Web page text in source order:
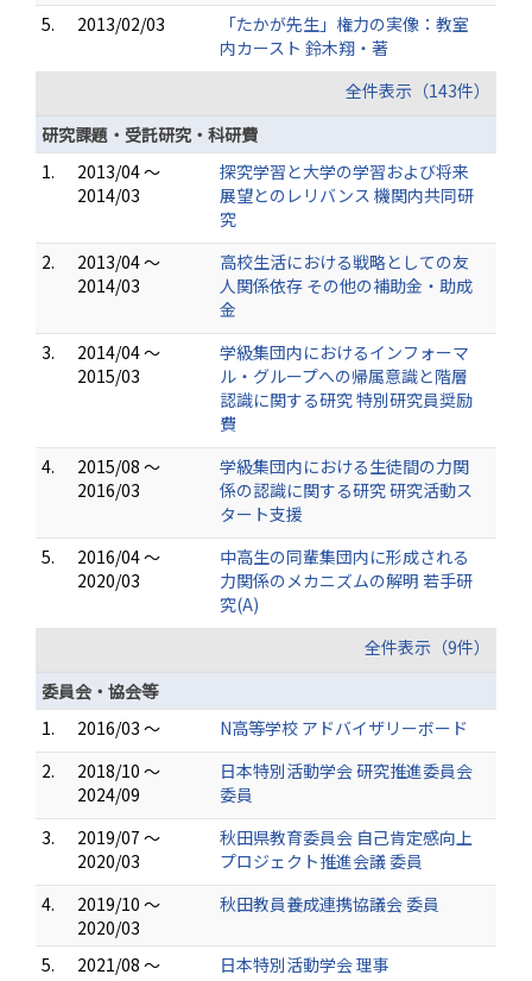
5.
2013/02/03
「たかが先生」権力の実像：教室
内カースト 鈴木翔・著
全件表示（143件）
研究課題・受託研究・科研費
1.
2013/04 ～
2014/03
探究学習と大学の学習および将来
展望とのレリバンス 機関内共同研
究
2.
2013/04 ～
2014/03
高校生活における戦略としての友
人関係依存 その他の補助金・助成
金
3.
2014/04 ～
2015/03
学級集団内におけるインフォーマ
ル・グループへの帰属意識と階層
認識に関する研究 特別研究員奨励
費
4.
2015/08 ～
2016/03
学級集団内における生徒間の力関
係の認識に関する研究 研究活動ス
タート支援
5.
2016/04 ～
2020/03
中高生の同輩集団内に形成される
力関係のメカニズムの解明 若手研
究(A)
全件表示（9件）
委員会・協会等
1.
2016/03 ～
N高等学校 アドバイザリーボード
2.
2018/10 ～
2024/09
日本特別活動学会 研究推進委員会
委員
3.
2019/07 ～
2020/03
秋田県教育委員会 自己肯定感向上
プロジェクト推進会議 委員
4.
2019/10 ～
2020/03
秋田教員養成連携協議会 委員
5. 2021/08 ～ 日本特別活動学会 理事